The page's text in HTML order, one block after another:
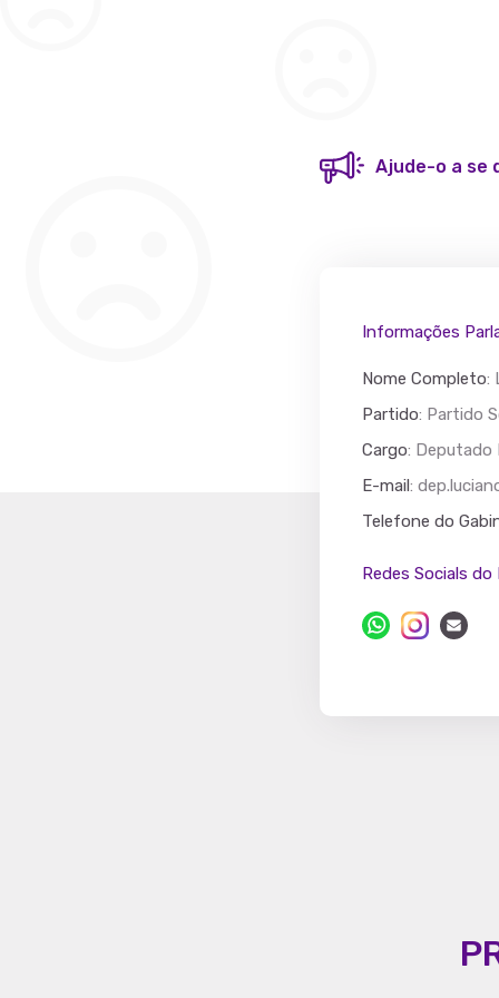
Ajude-o a se
Informações
Nome Completo:
Partido: Partido
Cargo: Deputado
E-mail:
Telefone do
Redes Socials do
Partido